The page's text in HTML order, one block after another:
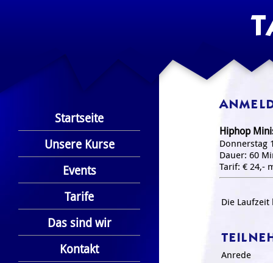
Startseite
Unsere Kurse
Events
Tarife
Das sind wir
Kontakt
Hiphop
Donnerstag
Dauer: 60
Tarif: € 24,-
Die
Anrede